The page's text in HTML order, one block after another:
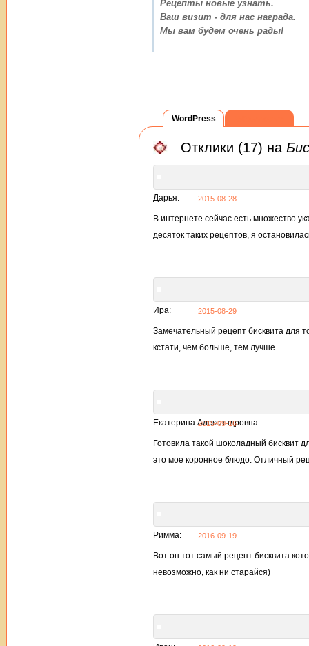
Рецепты новые узнать.
Ваш визит - для нас награда.
Мы вам будем очень рады!
WordPress
Отклики (17) на
Дарья: 2015-08-28
В интернете сейчас есть множество
десяток таких рецептов, я
Ира: 2015-08-29
Замечательный рецепт бисквита для
кстати, чем больше, тем лучше.
Екатерина Александровна:
2015-09-16
Готовила такой шоколадный бисквит
это мое коронное блюдо. Отличный
Римма: 2016-09-19
Вот он тот самый рецепт бисквита
невозможно, как ни старайся)